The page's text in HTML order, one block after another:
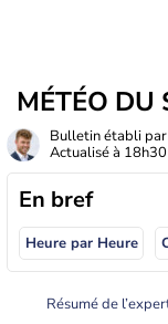
MÉTÉO DU
Bulletin établi par
Actualisé à 18h30
En bref
Heure par Heure
Résumé de